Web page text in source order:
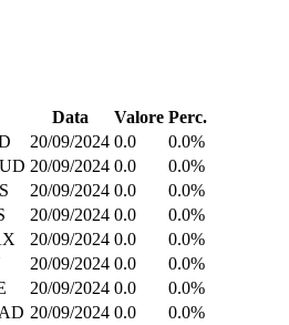
Data Valore Perc.
20/09/2024 0.0
0.0%
20/09/2024 0.0
0.0%
20/09/2024 0.0
0.0%
20/09/2024 0.0
0.0%
20/09/2024 0.0
0.0%
20/09/2024 0.0
0.0%
20/09/2024 0.0
0.0%
20/09/2024 0.0
0.0%